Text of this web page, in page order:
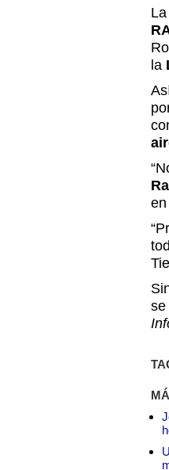
la
se